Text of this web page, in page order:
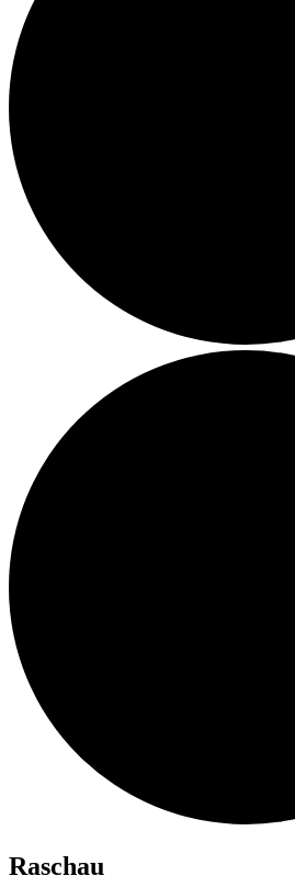
Ra­schau